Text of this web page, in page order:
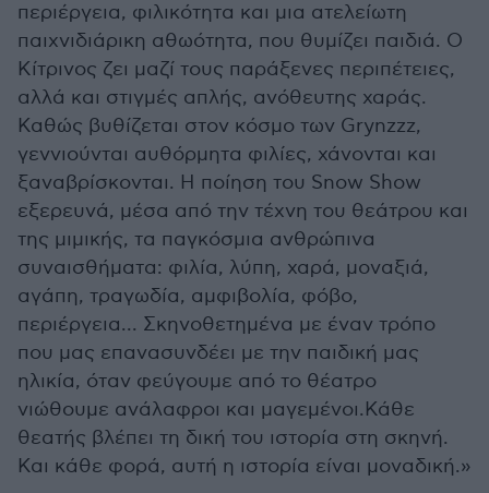
περιέργεια, φιλικότητα και μια ατελείωτη
παιχνιδιάρικη αθωότητα, που θυμίζει παιδιά. Ο
Κίτρινος ζει μαζί τους παράξενες περιπέτειες,
αλλά και στιγμές απλής, ανόθευτης χαράς.
Καθώς βυθίζεται στον κόσμο των Grynzzz,
γεννιούνται αυθόρμητα φιλίες, χάνονται και
ξαναβρίσκονται. Η ποίηση του Snow Show
εξερευνά, μέσα από την τέχνη του θεάτρου και
της μιμικής, τα παγκόσμια ανθρώπινα
συναισθήματα: φιλία, λύπη, χαρά, μοναξιά,
αγάπη, τραγωδία, αμφιβολία, φόβο,
περιέργεια... Σκηνοθετημένα με έναν τρόπο
που μας επανασυνδέει με την παιδική μας
ηλικία, όταν φεύγουμε από το θέατρο
νιώθουμε ανάλαφροι και μαγεμένοι.Κάθε
θεατής βλέπει τη δική του ιστορία στη σκηνή.
Και κάθε φορά, αυτή η ιστορία είναι μοναδική.»